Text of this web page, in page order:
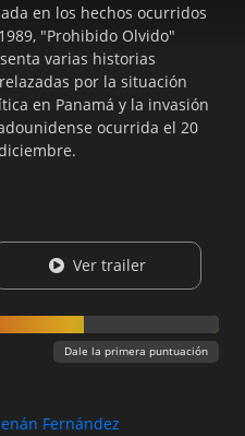
en los hechos ocurridos
"Prohibido Olvido"
varias historias
por la situación
en Panamá y la invasión
ocurrida el 20
Ver trailer
Dale la primera puntuación
Fernández